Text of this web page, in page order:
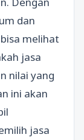
dan
melihat
jasa
nilai yang
ini akan
jasa